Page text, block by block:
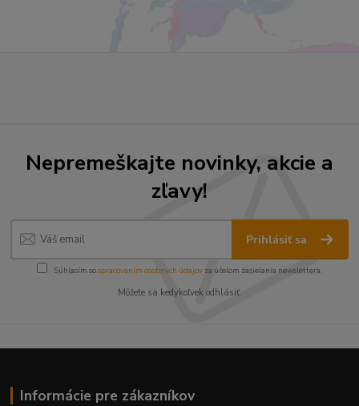
Nepremeškajte novinky, akcie a
zľavy!
Prihlásiť sa
Súhlasím sospracovaním osobných údajov za účelom zasielania newslettera.
Môžete sa kedykoľvek odhlásiť.
Informácie pre zákazníkov